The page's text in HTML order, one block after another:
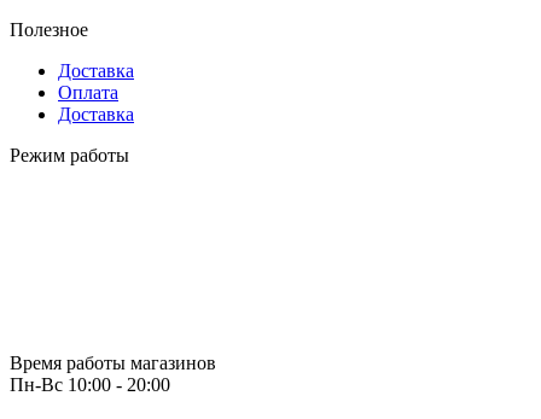
Полезное
Доставка
Оплата
Доставка
Режим работы
Время работы магазинов
Пн-Вс 10:00 - 20:00